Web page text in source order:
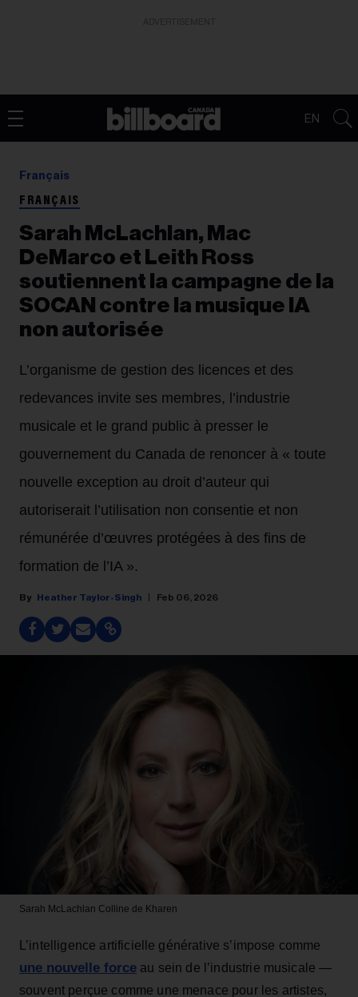
EN
Français
FRANÇAIS
Sarah McLachlan, Mac
DeMarco et Leith Ross
soutiennent la campagne de la
SOCAN contre la musique IA
non autorisée
L’organisme de gestion des licences et des
redevances invite ses membres, l’industrie
musicale et le grand public à presser le
gouvernement du Canada de renoncer à « toute
nouvelle exception au droit d’auteur qui
autoriserait l’utilisation non consentie et non
rémunérée d’œuvres protégées à des fins de
formation de l’IA ».
Heather Taylor-Singh Feb 06, 2026
Sarah McLachlan Colline de Kharen
L’intelligence artificielle générative s’impose comme
une nouvelle force au sein de l’industrie musicale —
souvent perçue comme une menace pour les artistes,